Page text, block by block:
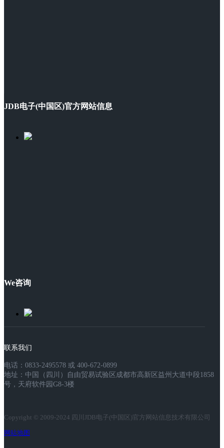
JDB电子(中国区)官方网站信息
We咨询
联系我们
电话：0833-2495578 或 400-672-0899
地址：中国（四川）自由贸易试验区成都市高新区益州大道中段1858
号，天府软件园G8-3楼
Copyright © 2009-2024 四川JDB电子(中国区)官方网站信息技术有限公司
网站地图